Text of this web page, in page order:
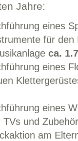
Jahre:
eines
für
ca.
eines
eines
TVs und
am